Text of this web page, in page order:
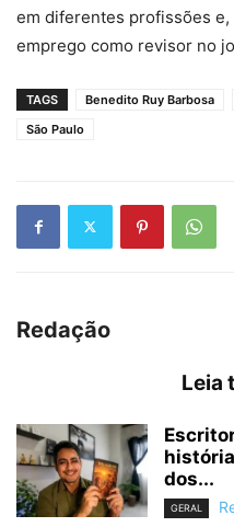
em diferentes profissões
emprego como revisor no
TAGS Benedito Ruy Barbosa
São Paulo
Redação
Leia
dos...
GERAL